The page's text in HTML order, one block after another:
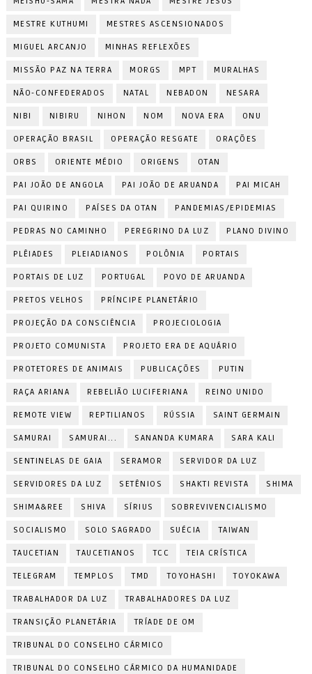
MESTRE KUTHUMI MESTRES ASCENSIONADOS
MIGUEL ARCANJO MINHAS REFLEXÕES
MISSÃO PAZ NA TERRA MORGS MPT MURALHAS
NÃO-CONFEDERADOS NATAL NEBADON NESARA
NIBI NIBIRU NIHON NOM NOVA ERA ONU
OPERAÇÃO BRASIL OPERAÇÃO RESGATE ORAÇÕES
ORBS ORIENTE MÉDIO ORIGENS OTAN
PAI JOÃO DE ANGOLA PAI JOÃO DE ARUANDA PAI MICAH
PAI QUIRINO PAÍSES DA OTAN PANDEMIAS/EPIDEMIAS
PEDRAS NO CAMINHO PEREGRINO DA LUZ PLANO DIVINO
PLÊIADES PLEIADIANOS POLÔNIA PORTAIS
PORTAIS DE LUZ PORTUGAL POVO DE ARUANDA
PRETOS VELHOS PRÍNCIPE PLANETÁRIO
PROJEÇÃO DA CONSCIÊNCIA PROJECIOLOGIA
PROJETO COMUNISTA PROJETO ERA DE AQUÁRIO
PROTETORES DE ANIMAIS PUBLICAÇÕES PUTIN
RAÇA ARIANA REBELIÃO LUCIFERIANA REINO UNIDO
REMOTE VIEW REPTILIANOS RÚSSIA SAINT GERMAIN
SAMURAI SAMURAI... SANANDA KUMARA SARA KALI
SENTINELAS DE GAIA SERAMOR SERVIDOR DA LUZ
SERVIDORES DA LUZ SETÊNIOS SHAKTI REVISTA SHIMA
SHIMA&REE SHIVA SÍRIUS SOBREVIVENCIALISMO
SOCIALISMO SOLO SAGRADO SUÉCIA TAIWAN
TAUCETIAN TAUCETIANOS TCC TEIA CRÍSTICA
TELEGRAM TEMPLOS TMD TOYOHASHI TOYOKAWA
TRABALHADOR DA LUZ TRABALHADORES DA LUZ
TRANSIÇÃO PLANETÁRIA TRÍADE DE OM
TRIBUNAL DO CONSELHO CÁRMICO
TRIBUNAL DO CONSELHO CÁRMICO DA HUMANIDADE